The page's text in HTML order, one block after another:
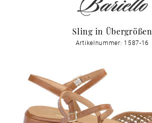
Sling in Übergrößen
Artikelnummer: 1587-16